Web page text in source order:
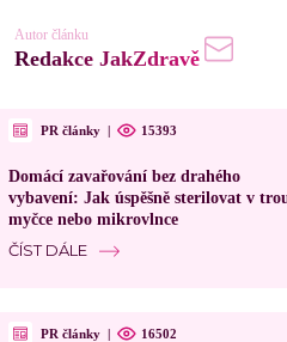
Autor článku
Redakce JakZdravě
PR články | 15393
Domácí zavařování bez drahého
vybavení: Jak úspěšně sterilovat v
myčce nebo mikrovlnce
ČÍST DÁLE
PR články | 16502